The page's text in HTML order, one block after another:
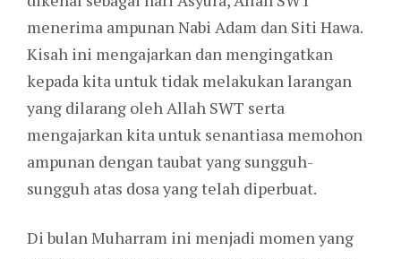
menerima ampunan Nabi Adam dan Siti Hawa.
Kisah ini mengajarkan dan mengingatkan
kepada kita untuk tidak melakukan larangan
yang dilarang oleh Allah SWT serta
mengajarkan kita untuk senantiasa memohon
ampunan dengan taubat yang sungguh-
sungguh atas dosa yang telah diperbuat.
Di bulan Muharram ini menjadi momen yang